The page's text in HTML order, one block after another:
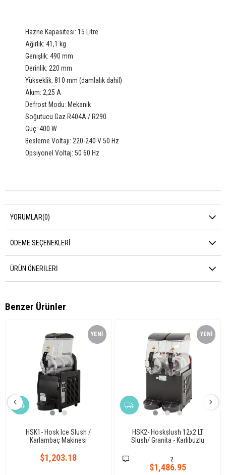
Hazne Kapasitesi: 15 Litre
Ağırlık: 41,1 kg
Genişlik: 490 mm
Derinlik: 220 mm
Yükseklik: 810 mm (damlalık dahil)
Akım: 2,25 A
Defrost Modu: Mekanik
Soğutucu Gaz R404A / R290
Güç: 400 W
Besleme Voltajı: 220-240 V 50 Hz
Opsiyonel Voltaj: 50 60 Hz
YORUMLAR(0)
ÖDEME SEÇENEKLERI
ÜRÜN ÖNERILERI
Benzer Ürünler
HSK1- Hosk Ice Slush /
Karlambaç Makinesi
$1,203.18
YENI
HSK2- Hoskslush 12x2 LT
Slush/ Granita - Karlıbuzlu
2
$1,486.95
YENI